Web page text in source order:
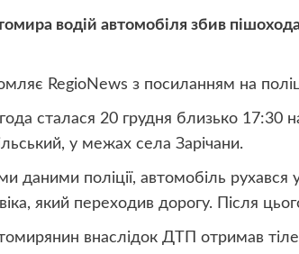
водій автомобіля збив пішохода
RegioNews з посиланням на
сталася 20 грудня близько 17:30
у межах села Зарічани.
даними поліції, автомобіль
який переходив дорогу. Після
внаслідок ДТП отримав